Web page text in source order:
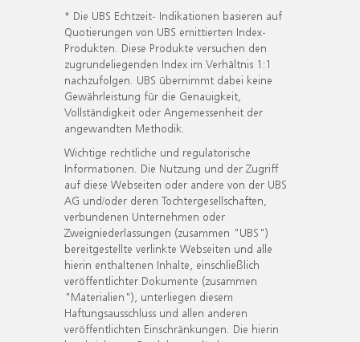
* Die UBS Echtzeit- Indikationen basieren auf
Quotierungen von UBS emittierten Index-
Produkten. Diese Produkte versuchen den
zugrundeliegenden Index im Verhältnis 1:1
nachzufolgen. UBS übernimmt dabei keine
Gewährleistung für die Genauigkeit,
Vollständigkeit oder Angemessenheit der
angewandten Methodik.
Wichtige rechtliche und regulatorische
Informationen. Die Nutzung und der Zugriff
auf diese Webseiten oder andere von der UBS
AG und/oder deren Tochtergesellschaften,
verbundenen Unternehmen oder
Zweigniederlassungen (zusammen "UBS")
bereitgestellte verlinkte Webseiten und alle
hierin enthaltenen Inhalte, einschließlich
veröffentlichter Dokumente (zusammen
"Materialien"), unterliegen diesem
Haftungsausschluss und allen anderen
veröffentlichten Einschränkungen. Die hierin